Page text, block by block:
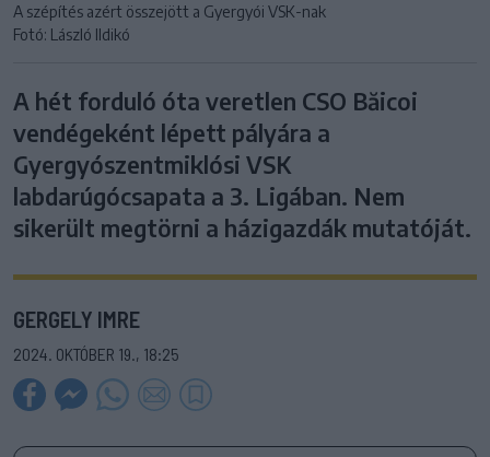
A szépítés azért összejött a Gyergyói VSK-nak
Fotó: László Ildikó
A hét forduló óta veretlen CSO Băicoi
vendégeként lépett pályára a
Gyergyószentmiklósi VSK
labdarúgócsapata a 3. Ligában. Nem
sikerült megtörni a házigazdák mutatóját.
GERGELY IMRE
2024. OKTÓBER 19., 18:25